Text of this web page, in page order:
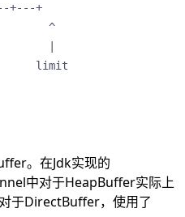
+---+---+
^
limit
。在Jdk实现的
中对于HeapBuffer实际上
于DirectBuffer，使用了